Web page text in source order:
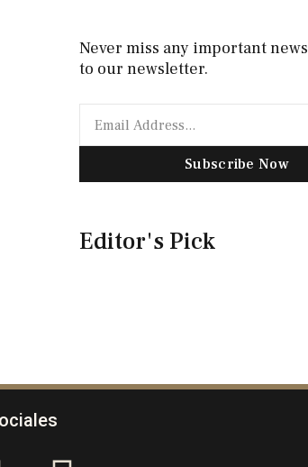
Never miss any important
to our newsletter.
Subscribe Now
Editor's Pick